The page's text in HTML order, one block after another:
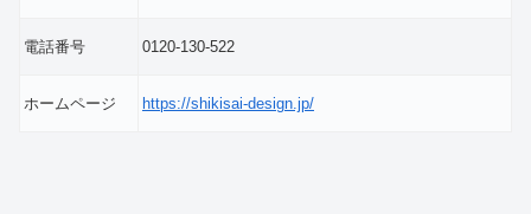
電話番号 0120-130-522
ホームページ https://shikisai-design.jp/